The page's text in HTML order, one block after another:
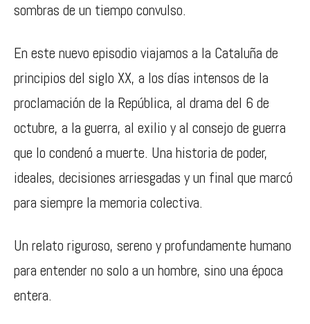
sombras de un tiempo convulso.
En este nuevo episodio viajamos a la Cataluña de
principios del siglo XX, a los días intensos de la
proclamación de la República, al drama del 6 de
octubre, a la guerra, al exilio y al consejo de guerra
que lo condenó a muerte. Una historia de poder,
ideales, decisiones arriesgadas y un final que marcó
para siempre la memoria colectiva.
Un relato riguroso, sereno y profundamente humano
para entender no solo a un hombre, sino una época
entera.